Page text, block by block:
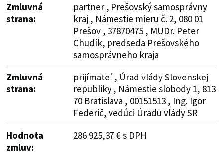
Zmluvná
strana:
partner , Prešovský samosprávny
kraj , Námestie mieru č. 2, 080 01
Prešov , 37870475 , MUDr. Peter
Chudík, predseda Prešovského
samosprávneho kraja
Zmluvná
strana:
prijímateľ , Úrad vlády Slovenskej
republiky , Námestie slobody 1, 813
70 Bratislava , 00151513 , Ing. Igor
Federič, vedúci Úradu vlády SR
Hodnota
zmluv:
286 925,37 € s DPH